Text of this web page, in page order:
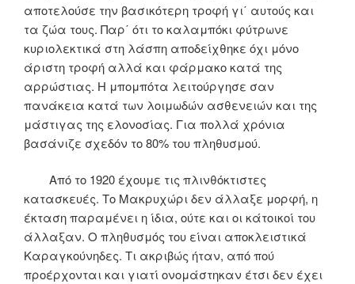
αποτελούσε την βασικότερη τροφή γι΄ αυτούς και
τα ζώα τους. Παρ΄ ότι το καλαμπόκι φύτρωνε
κυριολεκτικά στη λάσπη αποδείχθηκε όχι μόνο
άριστη τροφή αλλά και φάρμακο κατά της
αρρώστιας. Η μπομπότα λειτούργησε σαν
πανάκεια κατά των λοιμωδών ασθενειών και της
μάστιγας της ελονοσίας. Για πολλά χρόνια
βασάνιζε σχεδόν το 80% του πληθυσμού.
Από το 1920 έχουμε τις πλινθόκτιστες
κατασκευές. Το Μακρυχώρι δεν άλλαξε μορφή, η
έκταση παραμένει η ίδια, ούτε και οι κάτοικοί του
άλλαξαν. Ο πληθυσμός του είναι αποκλειστικά
Καραγκούνηδες. Τι ακριβώς ήταν, από πού
προέρχονται και γιατί ονομάστηκαν έτσι δεν έχει